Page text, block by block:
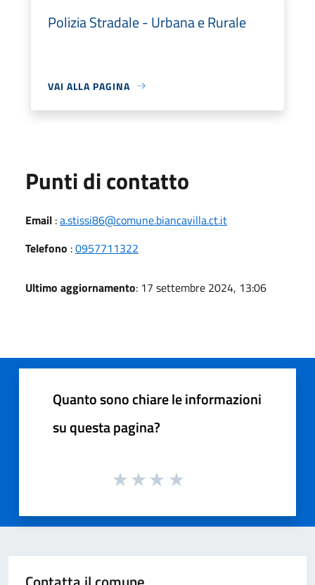
Polizia Stradale - Urbana e Rurale
VAI ALLA PAGINA
Punti di contatto
Email :a.stissi86@comune.biancavilla.ct.it
Telefono :0957711322
Ultimo aggiornamento: 17 settembre 2024, 13:06
Quanto sono chiare le informazioni
su questa pagina?